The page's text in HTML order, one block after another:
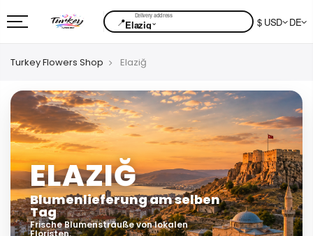
📍Elazig⌄ $ USD DE
Turkey Flowers Shop Elaziğ
ELAZIĞ
Blumenlieferung am selben
Tag
Frische Blumensträuße von lokalen
Floristen.